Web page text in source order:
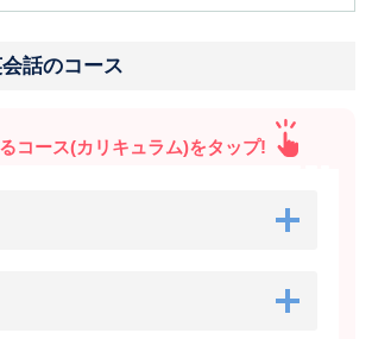
話のコース
コース(カリキュラム)をタップ!